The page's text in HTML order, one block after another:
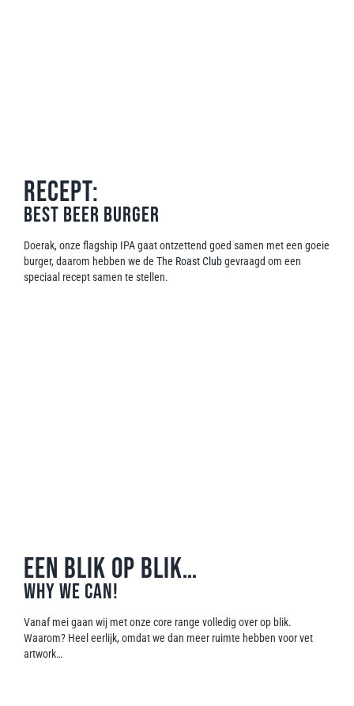
RECEPT:
Best beer burger
Doerak, onze flagship IPA gaat ontzettend goed samen met een goeie
burger, daarom hebben we de The Roast Clubgevraagd om een
speciaal recept samen te stellen.
EEN BLIK OP BLIK…
WHY WE CAN!
Vanaf mei gaan wij met onze core range volledig over op blik.
Waarom? Heel eerlijk, omdat we dan meer ruimte hebben voor vet
artwork…